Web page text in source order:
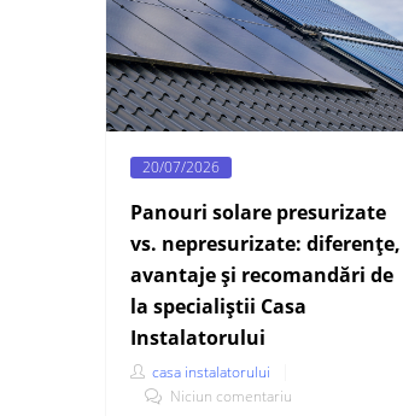
20/07/2026
Panouri solare presurizate
vs. nepresurizate: diferențe,
avantaje și recomandări de
la specialiștii Casa
Instalatorului
casa instalatorului
Niciun comentariu